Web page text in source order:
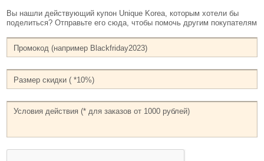
Вы нашли действующий купон Unique Korea, которым хотели бы
поделиться? Отправьте его сюда, чтобы помочь другим покупателям